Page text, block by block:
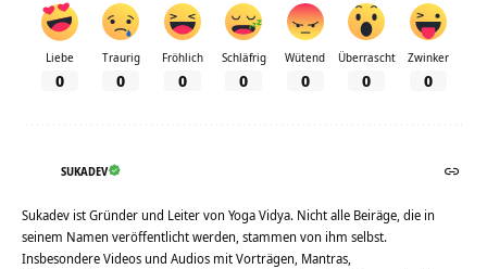
Liebe
0
Traurig
0
Fröhlich
0
Schläfrig
0
Wütend
0
Überrascht
0
Zwinker
0
SUKADEV
Sukadev ist Gründer und Leiter von Yoga Vidya. Nicht alle Beiräge, die in
seinem Namen veröffentlicht werden, stammen von ihm selbst.
Insbesondere Videos und Audios mit Vorträgen, Mantras,